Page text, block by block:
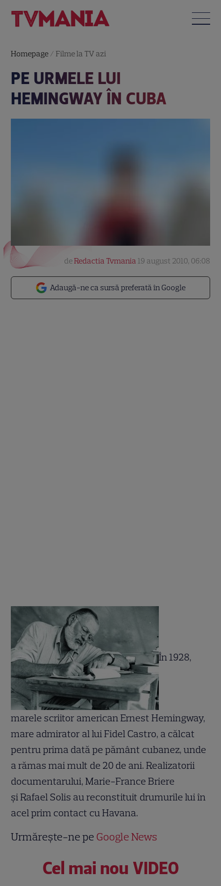
Homepage /Filme la TV azi
PE URMELE LUI
HEMINGWAY ÎN CUBA
Adaugă-ne ca sursă preferată în Google
deRedactia Tvmania 19 august 2010, 06:08
În 1928,
marele scriitor american Ernest Hemingway,
mare admirator al lui Fidel Castro, a călcat
pentru prima dată pe pământ cubanez, unde
a rămas mai mult de 20 de ani. Realizatorii
documentarului, Marie-France Briere
şi Rafael Solis au reconstituit drumurile lui în
acel prim contact cu Havana.
Urmărește-ne pe Google News
Cel mai nou VIDEO